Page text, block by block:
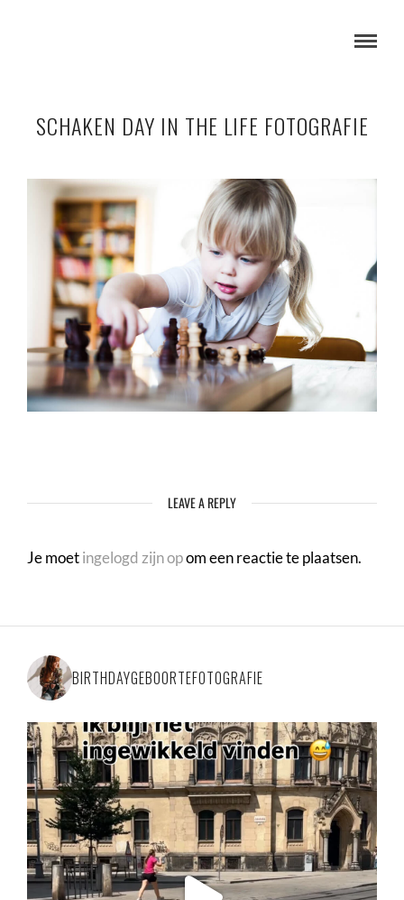
SCHAKEN DAY IN THE LIFE FOTOGRAFIE
LEAVE A REPLY
Je moetingelogd zijn opom een reactie te plaatsen.
BIRTHDAYGEBOORTEFOTOGRAFIE